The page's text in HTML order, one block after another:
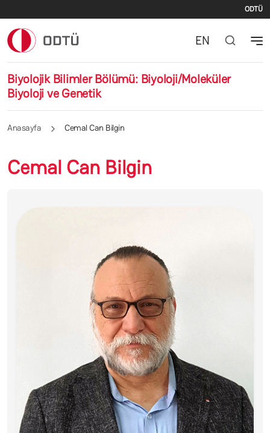
ODTÜ
Biyolojik Bilimler Bölümü: Biyoloji/Moleküler
Biyoloji ve Genetik
EN
Anasayfa Cemal Can Bilgin
Cemal Can Bilgin